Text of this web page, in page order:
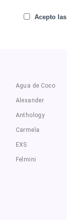
Acepto
Agua de Coco
Alexander
Anthology
Carmela
EXS
Felmini